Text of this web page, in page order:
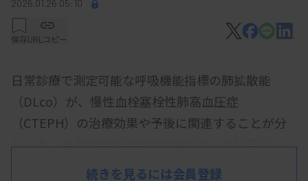
2026.01.26 05:10
保存URLコピー
日常診療で測定可能な呼吸機能指標の肺拡散能
（DLco）が、慢性血栓塞栓性肺高血圧症
（CTEPH）の治療効果や予後に関連することが分
かった。東京大学医学部附属病院などの研究グルー
プによる研究成果で、東京大学が1月8日に明らかに
続きを見るには会員登録